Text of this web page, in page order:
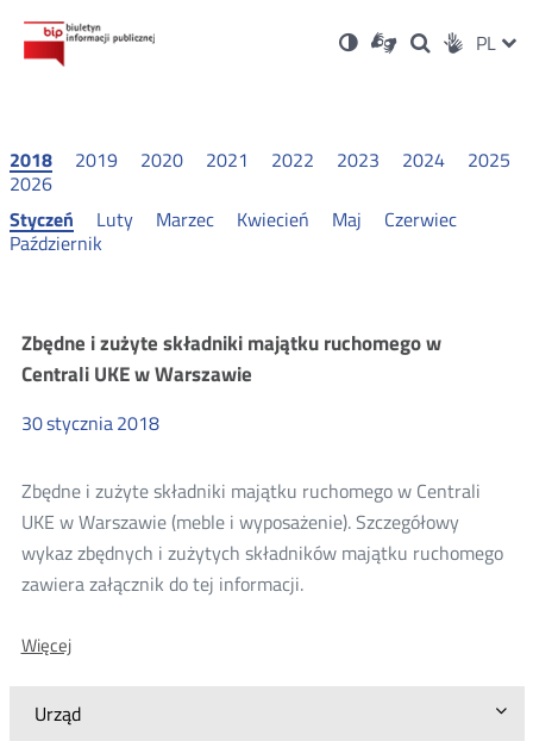
Ustawienia
Wersja
kontrastowa
Dla
niesłyszących
OtwórzOtwórz
w
Otwórz
w
Social PL
Urząd
2018 2019 2020 2021 2022 2023 2024
2025
2026
Styczeń
Luty Marzec Kwiecień Maj
Czerwiec
Październik
Majątek
ruchomy
2018
Zbędne i zużyte składniki majątku ruchomego w
Centrali UKE w Warszawie
30stycznia2018
Zbędne i zużyte składniki majątku ruchomego w Centrali
UKE w Warszawie (meble i wyposażenie). Szczegółowy
wykaz zbędnych i zużytych składników majątku ruchomego
zawiera załącznik do tej informacji.
WięcejO:
zużyte
składniki